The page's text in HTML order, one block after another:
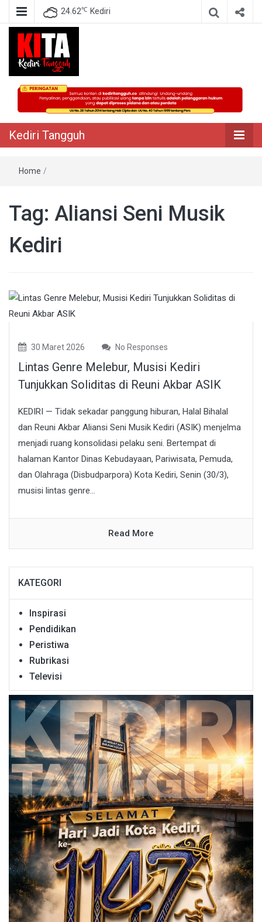
24.62℃ Kediri
Kediri Tangguh
Berita Akurat Terpercaya
Kediri Tangguh
Home /
Tag: Aliansi Seni Musik
Kediri
30 Maret 2026 No Responses
Lintas Genre Melebur, Musisi Kediri
Tunjukkan Soliditas di Reuni Akbar ASIK
KEDIRI — Tidak sekadar panggung hiburan, Halal Bihalal
dan Reuni Akbar Aliansi Seni Musik Kediri (ASIK) menjelma
menjadi ruang konsolidasi pelaku seni. Bertempat di
halaman Kantor Dinas Kebudayaan, Pariwisata, Pemuda,
dan Olahraga (Disbudparpora) Kota Kediri, Senin (30/3),
musisi lintas genre...
Read More
KATEGORI
Inspirasi
Pendidikan
Peristiwa
Rubrikasi
Televisi